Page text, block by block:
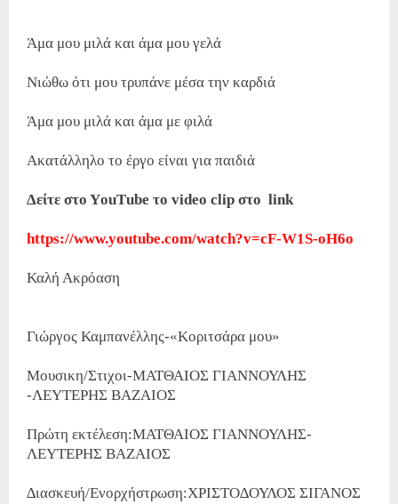
Άμα μου μιλά και άμα μου γελά
Νιώθω ότι μου τρυπάνε μέσα την καρδιά
Άμα μου μιλά και άμα με φιλά
Ακατάλληλο το έργο είναι για παιδιά
Δείτε στο ΥouΤube το video clip στο link
https://www.youtube.com/watch?v=cF-W1S-oH6o
Καλή Ακρόαση
Γιώργος Καμπανέλλης-«Κοριτσάρα μου»
Μουσικη/Στιχοι-ΜΑΤΘΑΙΟΣ ΓΙΑΝΝΟΥΛΗΣ
-ΛΕΥΤΕΡΗΣ ΒΑΖΑΙΟΣ
Πρώτη εκτέλεση:ΜΑΤΘΑΙΟΣ ΓΙΑΝΝΟΥΛΗΣ-
ΛΕΥΤΕΡΗΣ ΒΑΖΑΙΟΣ
∆ιασκευή/Ενορχήστρωση:ΧΡΙΣΤΟ∆ΟΥΛΟΣ ΣΙΓΑΝΟΣ